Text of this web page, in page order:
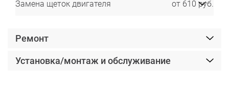
Замена щеток двигателя от 610 руб.
Ремонт
Установка/монтаж и обслуживание